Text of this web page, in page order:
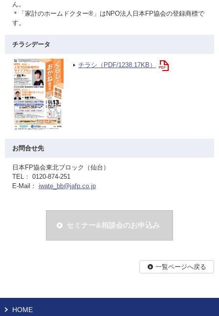
ん。
＊「家計のホームドクター®」はNPO法人日本FP協会の登録商標で
す。
チラシデータ
チラシ（PDF/1238.17KB）
お問合せ先
日本FP協会東北ブロック（仙台）
TEL： 0120-874-251
E-Mail： iwate_bb@jafp.co.jp
セミナー&相談会のお申込み
一覧ページへ戻る
HOME